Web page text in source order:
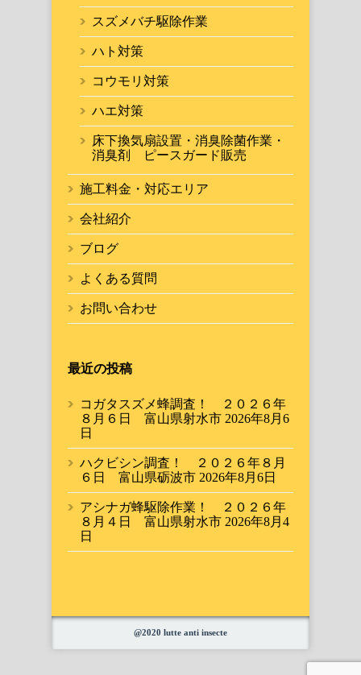
スズメバチ駆除作業
ハト対策
コウモリ対策
ハエ対策
床下換気扇設置・消臭除菌作業・
消臭剤 ピースガード販売
施工料金・対応エリア
会社紹介
ブログ
よくある質問
お問い合わせ
最近の投稿
コガタスズメ蜂調査！ ２０２６年
８月６日 富山県射水市 2026年8月6
日
ハクビシン調査！ ２０２６年８月
６日 富山県砺波市 2026年8月6日
アシナガ蜂駆除作業！ ２０２６年
８月４日 富山県射水市 2026年8月4
日
@2020 lutte anti insecte